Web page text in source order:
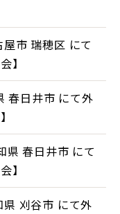
市 瑞穂区 にて
】
春日井市 にて外
県 春日井市 にて
】
刈谷市 にて外